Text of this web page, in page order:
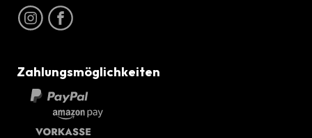
Zahlungsmöglichkeiten